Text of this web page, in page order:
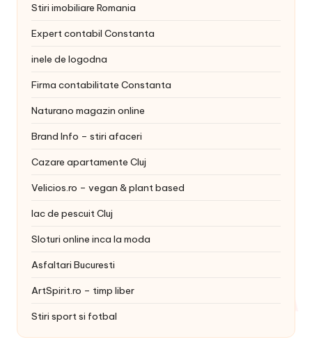
Stiri imobiliare Romania
Expert contabil Constanta
inele de logodna
Firma contabilitate Constanta
Naturano magazin online
Brand Info – stiri afaceri
Cazare apartamente Cluj
Velicios.ro – vegan & plant based
lac de pescuit Cluj
Sloturi online inca la moda
Asfaltari Bucuresti
ArtSpirit.ro – timp liber
Stiri sport si fotbal